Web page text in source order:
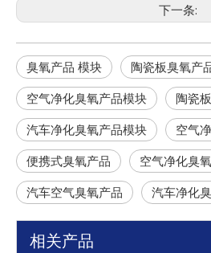
下一条:
臭氧产品 模块
陶瓷板臭氧产
空气净化臭氧产品模块
陶瓷
汽车净化臭氧产品模块
空气
便携式臭氧产品
空气净化臭
汽车空气臭氧产品
汽车净化
相关产品